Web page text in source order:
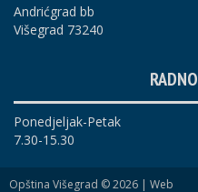
Andrićgrad bb
Višegrad 73240
Ponedjeljak-Petak
7.30-15.30
Opština Višegrad © 2026 | Web